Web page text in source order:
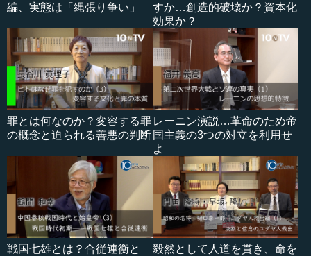
編、実態は「縄張り争い」
すか…創造的破壊か？資本化
効果か？
罪とは何なのか？変容する罪
の概念と迫られる善悪の判断
レーニン演説…革命のため帝
国主義の3つの対立を利用せ
よ
戦国七雄とは？合従連衡と
毅然として人道を貫き、命を